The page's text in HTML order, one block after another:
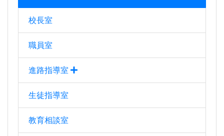
校長室
職員室
進路指導室
生徒指導室
教育相談室